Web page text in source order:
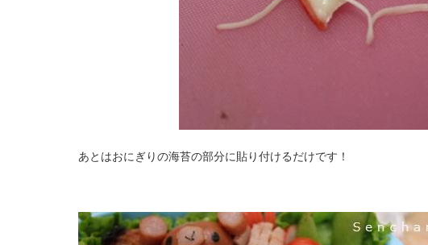
あとはおにぎりの海苔の部分に貼り付けるだけです！